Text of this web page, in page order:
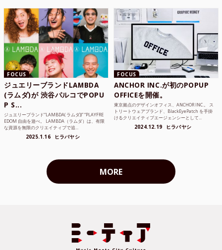
FOCUS
ジュエリーブランドLAMBDA
(ラムダ)が 渋谷パルコでPOPU
P S...
ジュエリーブランド“LAMBDA( ラムダ))” “PLAYFRE
EDOM 自由を遊べ。 LAMBDA（ラムダ）は、有限
な資源を無限のクリエイティブで追...
2025.1.16 ヒラバヤシ
FOCUS
ANCHOR INC.が初のPOPUP
OFFICEを開催。
東京拠点のデザインオフィス、ANCHOR INC.。 ス
トリートウェアブランド、BlackEyePatch を手掛
けるクリエイティブエージェンシーとして...
2024.12.19 ヒラバヤシ
MORE